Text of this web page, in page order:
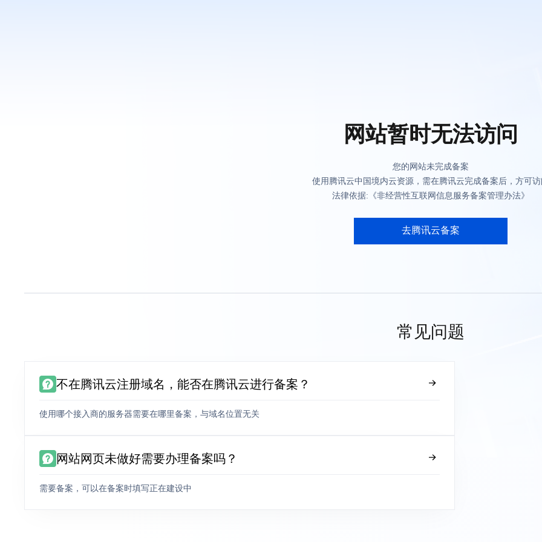
网站暂时无法访问
您的网站未完成备案
使用腾讯云中国境内云资源，需在腾讯云完成备案后，方可
法律依据:《非经营性互联网信息服务备案管理办法》
去腾讯云备案
常见问题
不在腾讯云注册域名，能否在腾讯云进行备案？
使用哪个接入商的服务器需要在哪里备案，与域名位置无关
网站网页未做好需要办理备案吗？
需要备案，可以在备案时填写正在建设中